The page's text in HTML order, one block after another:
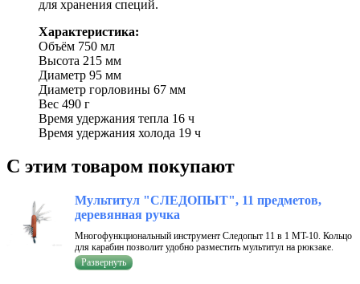
для хранения специй.
Характеристика:
Объём 750 мл
Высота 215 мм
Диаметр 95 мм
Диаметр горловины 67 мм
Вес 490 г
Время удержания тепла 16 ч
Время удержания холода 19 ч
С этим товаром покупают
Мультитул "СЛЕДОПЫТ", 11 предметов,
деревянная ручка
Многофункциональный инструмент Следопыт 11 в 1 MT-10. Кольцо
для карабин позволит удобно разместить мультитул на рюкзаке.
Мультитул изготовлен из комплектующих высочайшего качества,
которые выполнены из особопрочной инструментальной